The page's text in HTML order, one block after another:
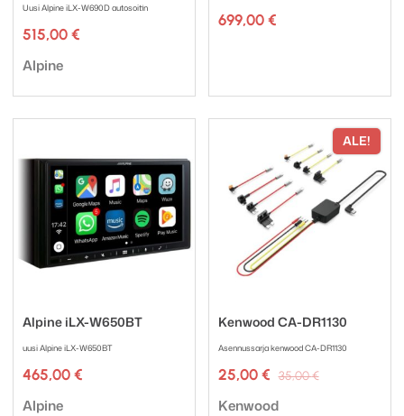
Uusi Alpine iLX-W690D autosoitin
515,00 €
Tuotemerkki:
Alpine
699,00 €
Alpine iLX-W650BT
uusi Alpine iLX-W650BT
465,00 €
Tuotemerkki:
Alpine
ALE!
Kenwood CA-DR1130
Asennussarja kenwood CA-DR1130
35,00€
25,00 €
Nykyinen
Tuotemerkki:
Kenwood